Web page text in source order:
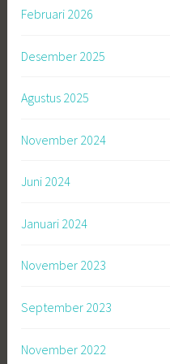
Februari 2026
Desember 2025
Agustus 2025
November 2024
Juni 2024
Januari 2024
November 2023
September 2023
November 2022